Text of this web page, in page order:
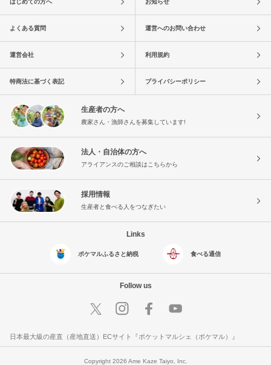
よくある質問 運営へのお問い合わせ
運営会社 利用規約
特商法に基づく表記 プライバシーポリシー
生産者の方へ
農家さん・漁師さんを募集しています!
法人・自治体の方へ
アライアンスのご相談はこちらから
採用情報
生産者と食べる人をつなぎたい
Links
ポケマルふるさと納税 食べる通信
Follow us
日本最大級の産直（産地直送）ECサイト『ポケットマルシェ（ポケマル）』
Copyright 2026 Ame Kaze Taiyo, Inc.